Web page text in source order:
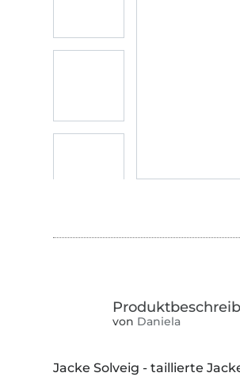
von Daniela
Jacke Solveig - taillierte